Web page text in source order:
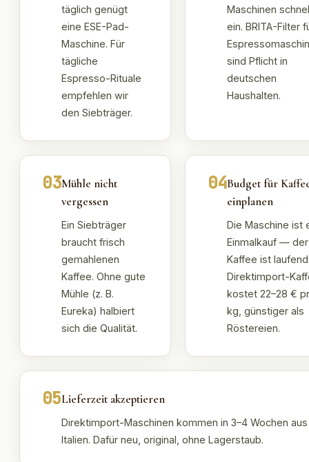
täglich genügt
eine ESE-Pad-
Maschine. Für
tägliche
Espresso-Rituale
empfehlen wir
den Siebträger.
Maschinen
ein. BRITA-Filter
sind Pflicht in
deutschen
Haushalten.
03Mühle nicht
vergessen
Ein Siebträger
braucht frisch
gemahlenen
Kaffee. Ohne gute
Mühle (z. B.
Eureka) halbiert
sich die Qualität.
04Budget für
einplanen
Die Maschine ist
Einmalkauf — der
Kaffee ist
Direktimport-
kostet 22–28 €
kg, günstiger als
Röstereien.
05Lieferzeit akzeptieren
Direktimport-Maschinen kommen in 3–4 Wochen aus
Italien. Dafür neu, original, ohne Lagerstaub.